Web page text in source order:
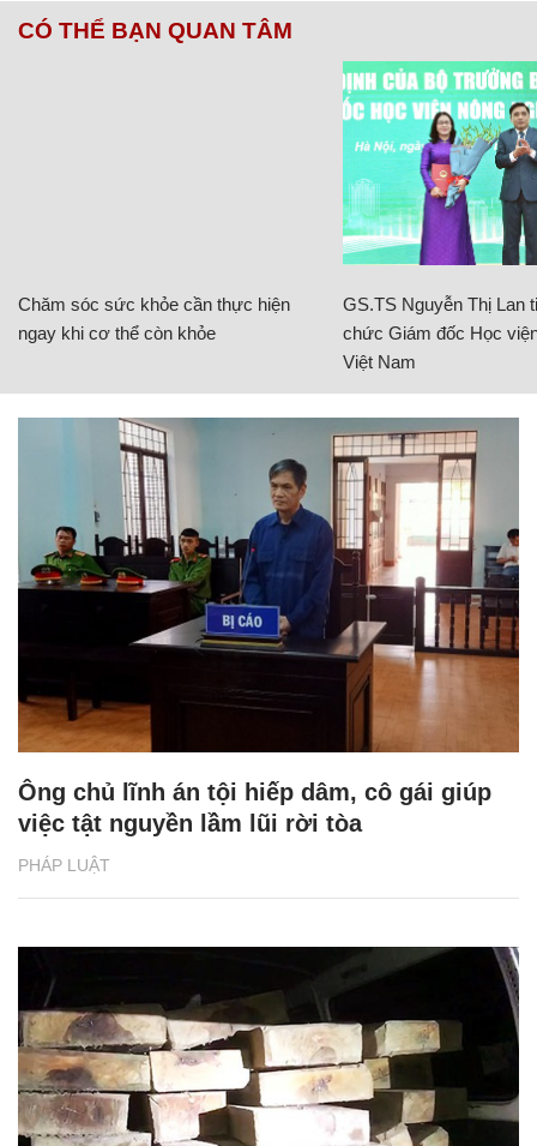
CÓ THỂ BẠN QUAN TÂM
Chăm sóc sức khỏe cần thực hiện
ngay khi cơ thể còn khỏe
GS.TS Nguyễn Thị Lan
chức Giám đốc Học
Việt Nam
PHÁP LUẬT
Ông chủ lĩnh án tội hiếp dâm, cô gái giúp
việc tật nguyền lầm lũi rời tòa